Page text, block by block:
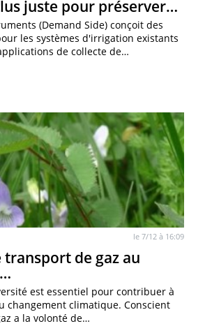
juste pour préserver…
(Demand Side) conçoit des
les systèmes d'irrigation existants
de collecte de…
le 7/12 à 16:09
transport de gaz au
est essentiel pour contribuer à
changement climatique. Conscient
a la volonté de…